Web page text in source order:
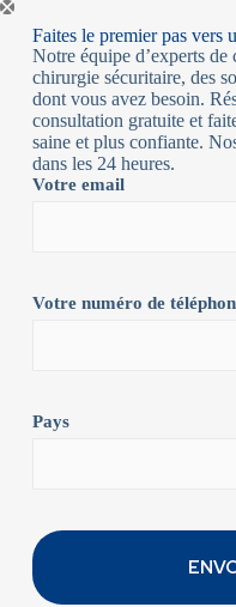
Faites le premier pas vers
Notre équipe d’experts
chirurgie sécuritaire, des
dont vous avez besoin.
consultation gratuite et
saine et plus confiante.
dans les 24 heures.
Votre email
Votre numéro de
Pays